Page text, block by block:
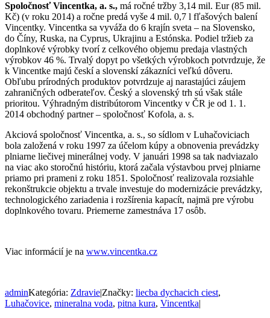
Spoločnosť Vincentka, a. s., má ročné tržby 3,14 mil. Eur (85 mil.
Kč) (v roku 2014) a ročne predá vyše 4 mil. 0,7 l fľašových balení
Vincentky. Vincentka sa vyváža do 6 krajín sveta – na Slovensko,
do Číny, Ruska, na Cyprus, Ukrajinu a Estónska. Podiel tržieb za
doplnkové výrobky tvorí z celkového objemu predaja vlastných
výrobkov 46 %. Trvalý dopyt po všetkých výrobkoch potvrdzuje, že
k Vincentke majú českí a slovenskí zákazníci veľkú dôveru.
Obľubu prírodných produktov potvrdzuje aj narastajúci záujem
zahraničných odberateľov. Český a slovenský trh sú však stále
prioritou. Výhradným distribútorom Vincentky v ČR je od 1. 1.
2014 obchodný partner – spoločnosť Kofola, a. s.
Akciová spoločnosť Vincentka, a. s., so sídlom v Luhačoviciach
bola založená v roku 1997 za účelom kúpy a obnovenia prevádzky
plniarne liečivej minerálnej vody. V januári 1998 sa tak nadviazalo
na viac ako storočnú históriu, ktorá začala výstavbou prvej plniarne
priamo pri prameni z roku 1851. Spoločnosť realizovala rozsiahle
rekonštrukcie objektu a trvale investuje do modernizácie prevádzky,
technologického zariadenia i rozšírenia kapacít, najmä pre výrobu
doplnkového tovaru. Priemerne zamestnáva 17 osôb.
Viac informácií je na www.vincentka.cz
adminKategória: Zdravie|Značky: liecba dychacich ciest,
Luhačovice, mineralna voda, pitna kura, Vincentka|